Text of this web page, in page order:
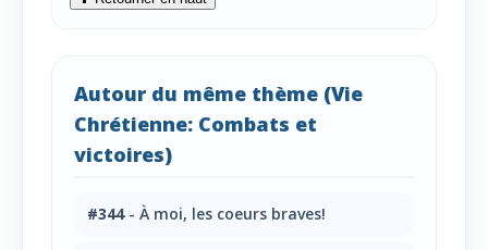
Autour du même thème (Vie
Chrétienne: Combats et
victoires)
#344- À moi, les coeurs braves!